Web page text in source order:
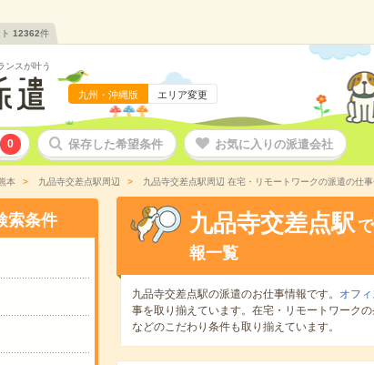
12362件
ンスが叶う
九州・沖縄版 エリア変更
0 保存した希望条件 お気に入りの派遣会社
本 九品寺交差点駅周辺 九品寺交差点駅周辺 在宅・リモートワークの派遣の仕事
索条件 九品寺交差点駅 で
報一覧
九品寺交差点駅の派遣のお仕事情報です。 オフ
事を取り揃えています。在宅・リモートワークの
などのこだわり条件も取り揃えています。